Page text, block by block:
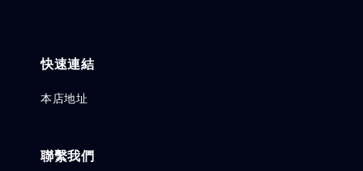
快速連結
本店地址
聯繫我們